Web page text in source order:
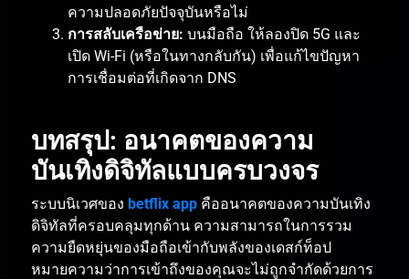
ความปลอดภัยปัจจุบันหรือไม่
การสลับเครือข่าย: บนมือถือ ให้ลองปิด 5G และ
เปิด Wi-Fi (หรือในทางกลับกัน) เพื่อแก้ไขปัญหา
การเชื่อมต่อที่เกิดจาก DNS
บทสรุป: อนาคตของความ
บันเทิงดิจิทัลแบบครบวงจร
ระบบนิเวศของ betflix app คืออนาคตของความบันเทิง
ดิจิทัลที่ครอบคลุมทุกด้าน ความสามารถในการรวม
ความยืดหยุ่นของมือถือเข้ากับพลังของเดสก์ท็อป
หมายความว่าการเข้าถึงของคุณจะไม่ถูกจำกัดด้วยการ